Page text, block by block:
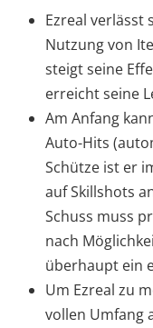
Ezreal verlässt
Nutzung von
steigt seine
erreicht seine
Am Anfang
Auto-Hits
Schütze ist er
auf Skillshots
Schuss muss
nach
überhaupt ein
Um Ezreal zu
vollen Umfang